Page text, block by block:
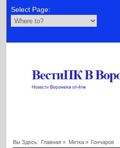
Select Page:
Вы Здесь: Главная » Метка » Гончаров